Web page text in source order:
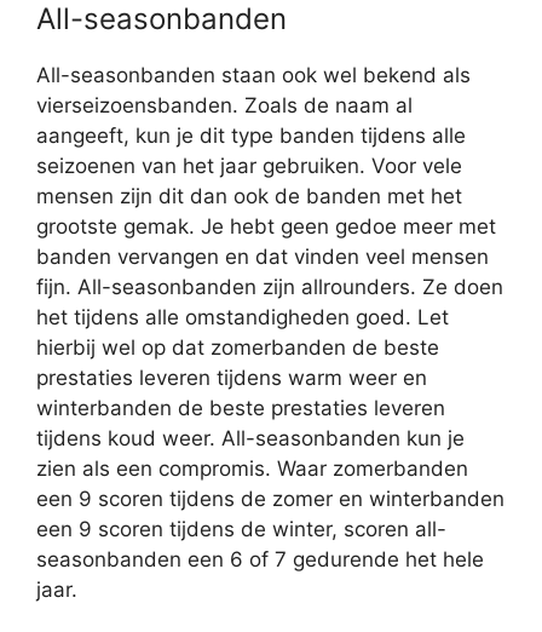
All-seasonbanden
All-seasonbanden staan ook wel bekend als
vierseizoensbanden. Zoals de naam al
aangeeft, kun je dit type banden tijdens alle
seizoenen van het jaar gebruiken. Voor vele
mensen zijn dit dan ook de banden met het
grootste gemak. Je hebt geen gedoe meer met
banden vervangen en dat vinden veel mensen
fijn. All-seasonbanden zijn allrounders. Ze doen
het tijdens alle omstandigheden goed. Let
hierbij wel op dat zomerbanden de beste
prestaties leveren tijdens warm weer en
winterbanden de beste prestaties leveren
tijdens koud weer. All-seasonbanden kun je
zien als een compromis. Waar zomerbanden
een 9 scoren tijdens de zomer en winterbanden
een 9 scoren tijdens de winter, scoren all-
seasonbanden een 6 of 7 gedurende het hele
jaar.